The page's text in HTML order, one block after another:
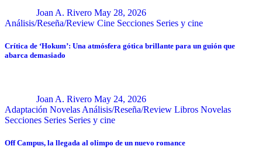
Joan A. Rivero May 28, 2026
Análisis/Reseña/Review Cine Secciones Series y cine
Crítica de ‘Hokum’: Una atmósfera gótica brillante para un guión que
abarca demasiado
Joan A. Rivero May 24, 2026
Adaptación Novelas Análisis/Reseña/Review Libros Novelas
Secciones Series Series y cine
Off Campus, la llegada al olimpo de un nuevo romance